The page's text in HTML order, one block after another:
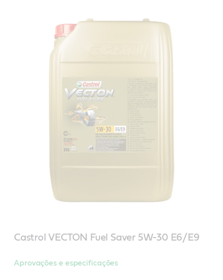
Castrol VECTON Fuel Saver 5W-30 E6/E9
Aprovações e especificações